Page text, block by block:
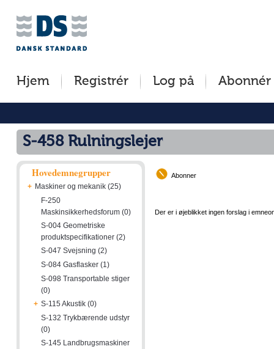
Jump
[s]
Tilgængelighed
Betingelser
Hjem Registrér Log på Abonnér
S-458 Rulningslejer
Hovedemnegrupper
+ Maskiner og mekanik (25)
F-250
Maskinsikkerhedsforum (0)
S-004 Geometriske
produktspecifikationer (2)
S-047 Svejsning (2)
S-084 Gasflasker (1)
S-098 Transportable stiger
(0)
+ S-115 Akustik (0)
S-132 Trykbærende udstyr
(0)
S-145 Landbrugsmaskiner
Abonner
Der er i øjeblikket ingen forslag i